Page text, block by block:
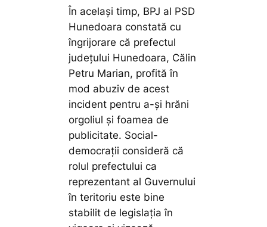
În același timp, BPJ al PSD
Hunedoara constată cu
îngrijorare că prefectul
județului Hunedoara, Călin
Petru Marian, profită în
mod abuziv de acest
incident pentru a-și hrăni
orgoliul și foamea de
publicitate. Social-
democrații consideră că
rolul prefectului ca
reprezentant al Guvernului
în teritoriu este bine
stabilit de legislația în